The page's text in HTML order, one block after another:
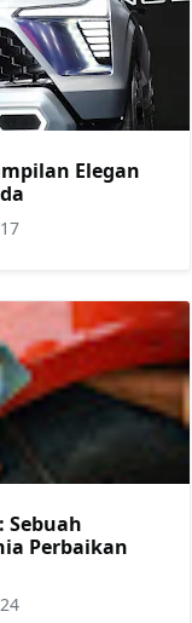
Elegan
Sebuah
Perbaikan